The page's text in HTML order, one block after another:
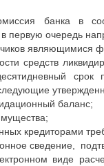
банка в
первую очередь
являющимися
средств
срок
следующие
баланс;
кредиторами
сведение,
виде